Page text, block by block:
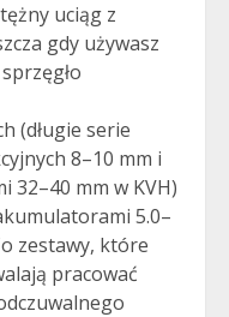
uciąg z
gdy używasz
(długie serie
8–10 mm i
32–40 mm w KVH)
5.0–
zestawy, które
pracować